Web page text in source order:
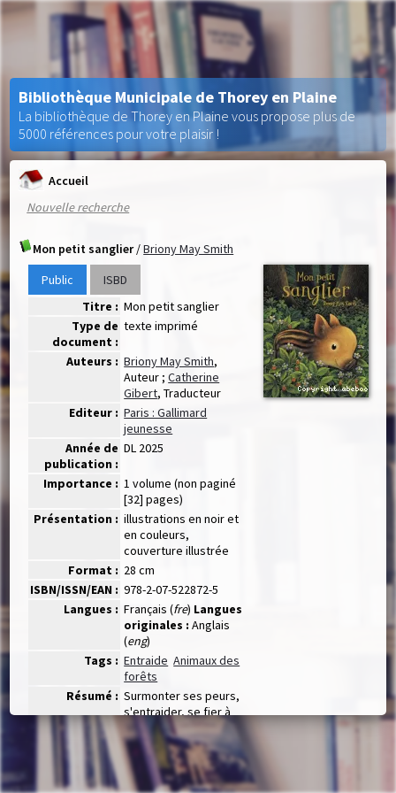
Accueil
Nouvelle recherche
Mon petit sanglier/Briony May Smith
Public
ISBD
Titre : Mon petit sanglier
Type de
document :
texte imprimé
Auteurs : Briony May Smith,
Auteur ;Catherine
Gibert, Traducteur
Editeur : Paris : Gallimard
jeunesse
Année de
publication :
DL 2025
Importance : 1 volume (non paginé
[32] pages)
Présentation : illustrations en noir et
en couleurs,
couverture illustrée
Format : 28 cm
ISBN/ISSN/EAN : 978-2-07-522872-5
Langues : Français (fre) Langues
originales : Anglais
(eng)
Tags : Entraide Animaux des
forêts
Résumé : Surmonter ses peurs,
s'entraider, se fier à
son instinct : une
histoire adorable de
bébés animaux, par
Briony May Smith,
Bibliothèque Municipale de Thorey en Plaine
La bibliothèque de Thorey en Plaine vous propose plus de
5000 références pour votre plaisir !